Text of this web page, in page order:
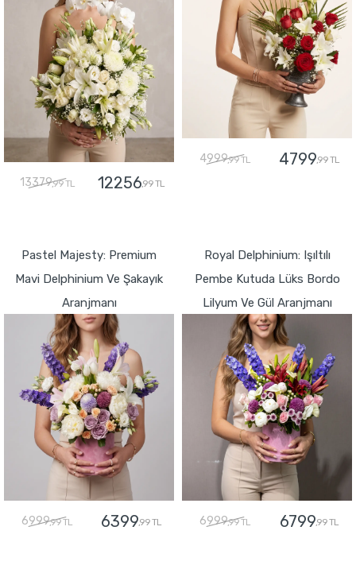
13379,99 TL 12256,99 TL
4999,99 TL 4799,99 TL
Pastel Majesty: Premium
Mavi Delphinium Ve Şakayık
Aranjmanı
6999,99 TL 6399,99 TL
Royal Delphinium: Işıltılı
Pembe Kutuda Lüks Bordo
Lilyum Ve Gül Aranjmanı
6999,99 TL 6799,99 TL